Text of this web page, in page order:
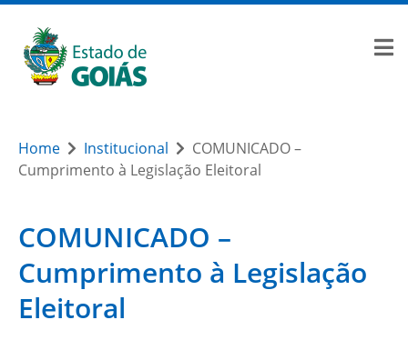
Home Institucional
COMUNICADO –
Cumprimento à Legislação Eleitoral
COMUNICADO –
Cumprimento à Legislação
Eleitoral